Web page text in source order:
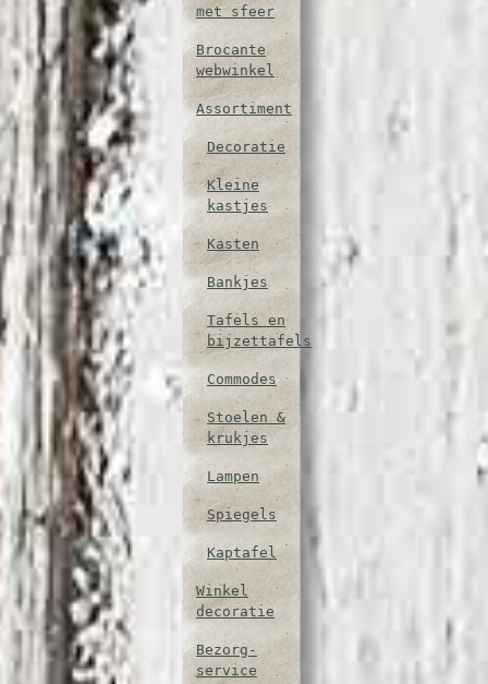
met sfeer
Brocante
webwinkel
Assortiment
Decoratie
Kleine
kastjes
Kasten
Bankjes
Tafels en
bijzettafels
Commodes
Stoelen &
krukjes
Lampen
Spiegels
Kaptafel
Winkel
decoratie
Bezorg-
service